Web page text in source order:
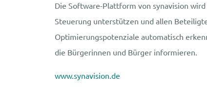
Die Software-Plattform von synavision
Steuerung unterstützen und allen
Optimierungspotenziale automatisch
die Bürgerinnen und Bürger informieren.
www.synavision.de